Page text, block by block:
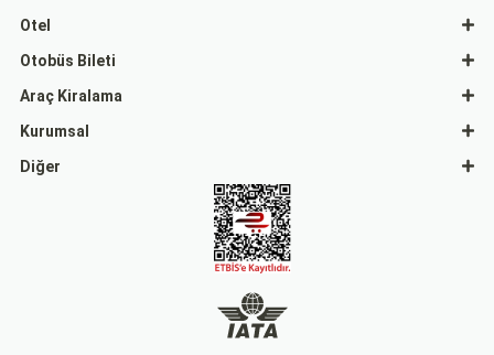
Otel
Otobüs Bileti
Araç Kiralama
Kurumsal
Diğer